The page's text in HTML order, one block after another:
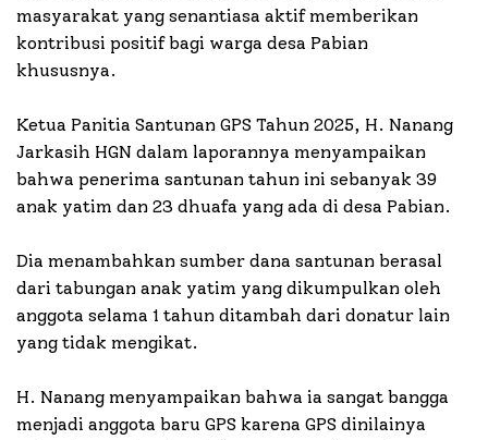
masyarakat yang senantiasa aktif memberikan
kontribusi positif bagi warga desa Pabian
khususnya.
Ketua Panitia Santunan GPS Tahun 2025, H. Nanang
Jarkasih HGN dalam laporannya menyampaikan
bahwa penerima santunan tahun ini sebanyak 39
anak yatim dan 23 dhuafa yang ada di desa Pabian.
Dia menambahkan sumber dana santunan berasal
dari tabungan anak yatim yang dikumpulkan oleh
anggota selama 1 tahun ditambah dari donatur lain
yang tidak mengikat.
H. Nanang menyampaikan bahwa ia sangat bangga
menjadi anggota baru GPS karena GPS dinilainya